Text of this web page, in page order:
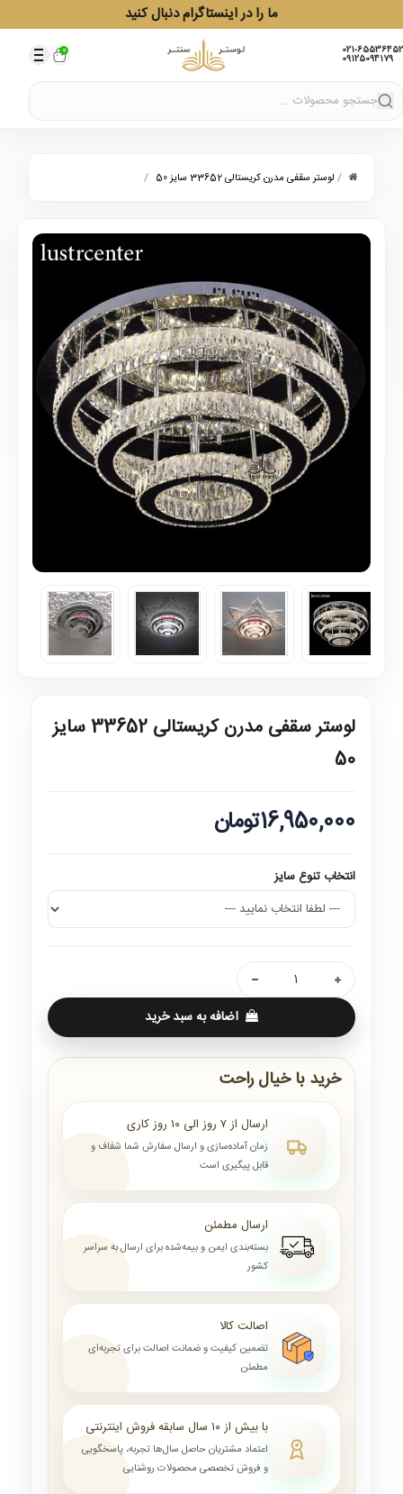
ما را در اینستاگرام دنبال کنید
021-65536452
09125094179
0
/ لوستر سقفی مدرن کریستالی 33652 سایز 50 /
لوستر سقفی مدرن کریستالی 33652 سایز
50
16,950,000تومان
انتخاب تنوع سایز
اضافه به سبد خرید
خرید با خیال راحت
ارسال از ۷ روز الی ۱۰ روز کاری
زمان آماده‌سازی و ارسال سفارش شما شفاف و
قابل پیگیری است
ارسال مطمئن
بسته‌بندی ایمن و بیمه‌شده برای ارسال به سراسر
کشور
اصالت کالا
تضمین کیفیت و ضمانت اصالت برای تجربه‌ای
مطمئن
با بیش از ۱۰ سال سابقه فروش اینترنتی
اعتماد مشتریان حاصل سال‌ها تجربه، پاسخگویی
و فروش تخصصی محصولات روشنایی